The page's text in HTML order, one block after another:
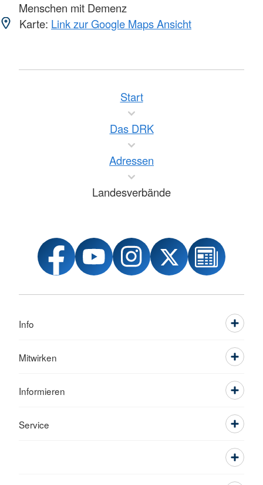
Menschen mit Demenz
Karte: Link zur Google Maps Ansicht
Start
Das DRK
Adressen
Landesverbände
Info
Mitwirken
Informieren
Service